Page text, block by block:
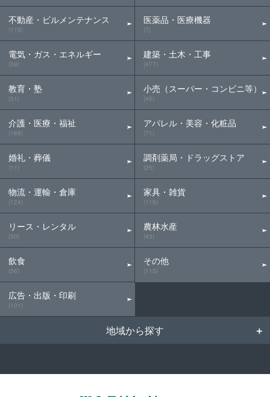
不動産・ビルメンテナンス
(115)
電気・ガス・エネルギー
(39)
教育・塾
(31)
介護・医療・福祉
(168)
婚礼・葬儀
(11)
物流・運輸・倉庫
(124)
リース・レンタル
(30)
飲食
(56)
広告・出版・印刷
(101)
医薬品・医療機器
(7)
建築・土木・工事
(477)
小売（スーパー・コンビニ等）
(45)
アパレル・美容・化粧品
(71)
調剤薬局・ドラッグストア
(25)
家具・雑貨
(119)
農林水産
(43)
その他
(115)
地域から探す